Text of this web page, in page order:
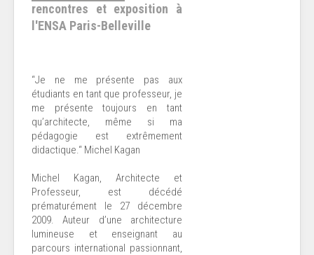
rencontres et exposition à
l'ENSA Paris-Belleville
“Je ne me présente pas aux
étudiants en tant que professeur, je
me présente toujours en tant
qu’architecte, même si ma
pédagogie est extrêmement
didactique.“ Michel Kagan
Michel Kagan, Architecte et
Professeur, est décédé
prématurément le 27 décembre
2009. Auteur d’une architecture
lumineuse et enseignant au
parcours international passionnant,